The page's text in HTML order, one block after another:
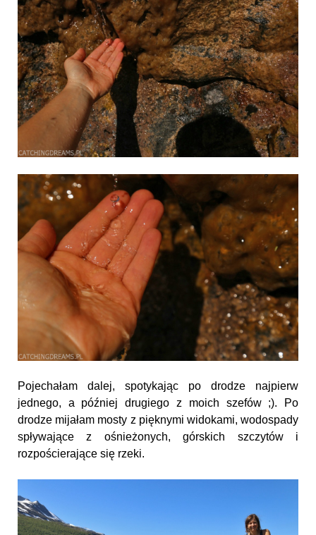
Pojechałam dalej, spotykając po drodze najpierw
jednego, a później drugiego z moich szefów ;). Po
drodze mijałam mosty z pięknymi widokami, wodospady
spływające z ośnieżonych, górskich szczytów i
rozpościerające się rzeki.